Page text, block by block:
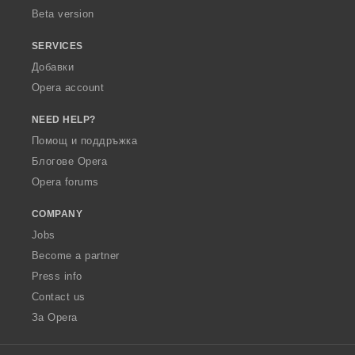
Beta version
SERVICES
Добавки
Opera account
NEED HELP?
Помощ и поддръжка
Блогове Opera
Opera forums
COMPANY
Jobs
Become a partner
Press info
Contact us
За Opera